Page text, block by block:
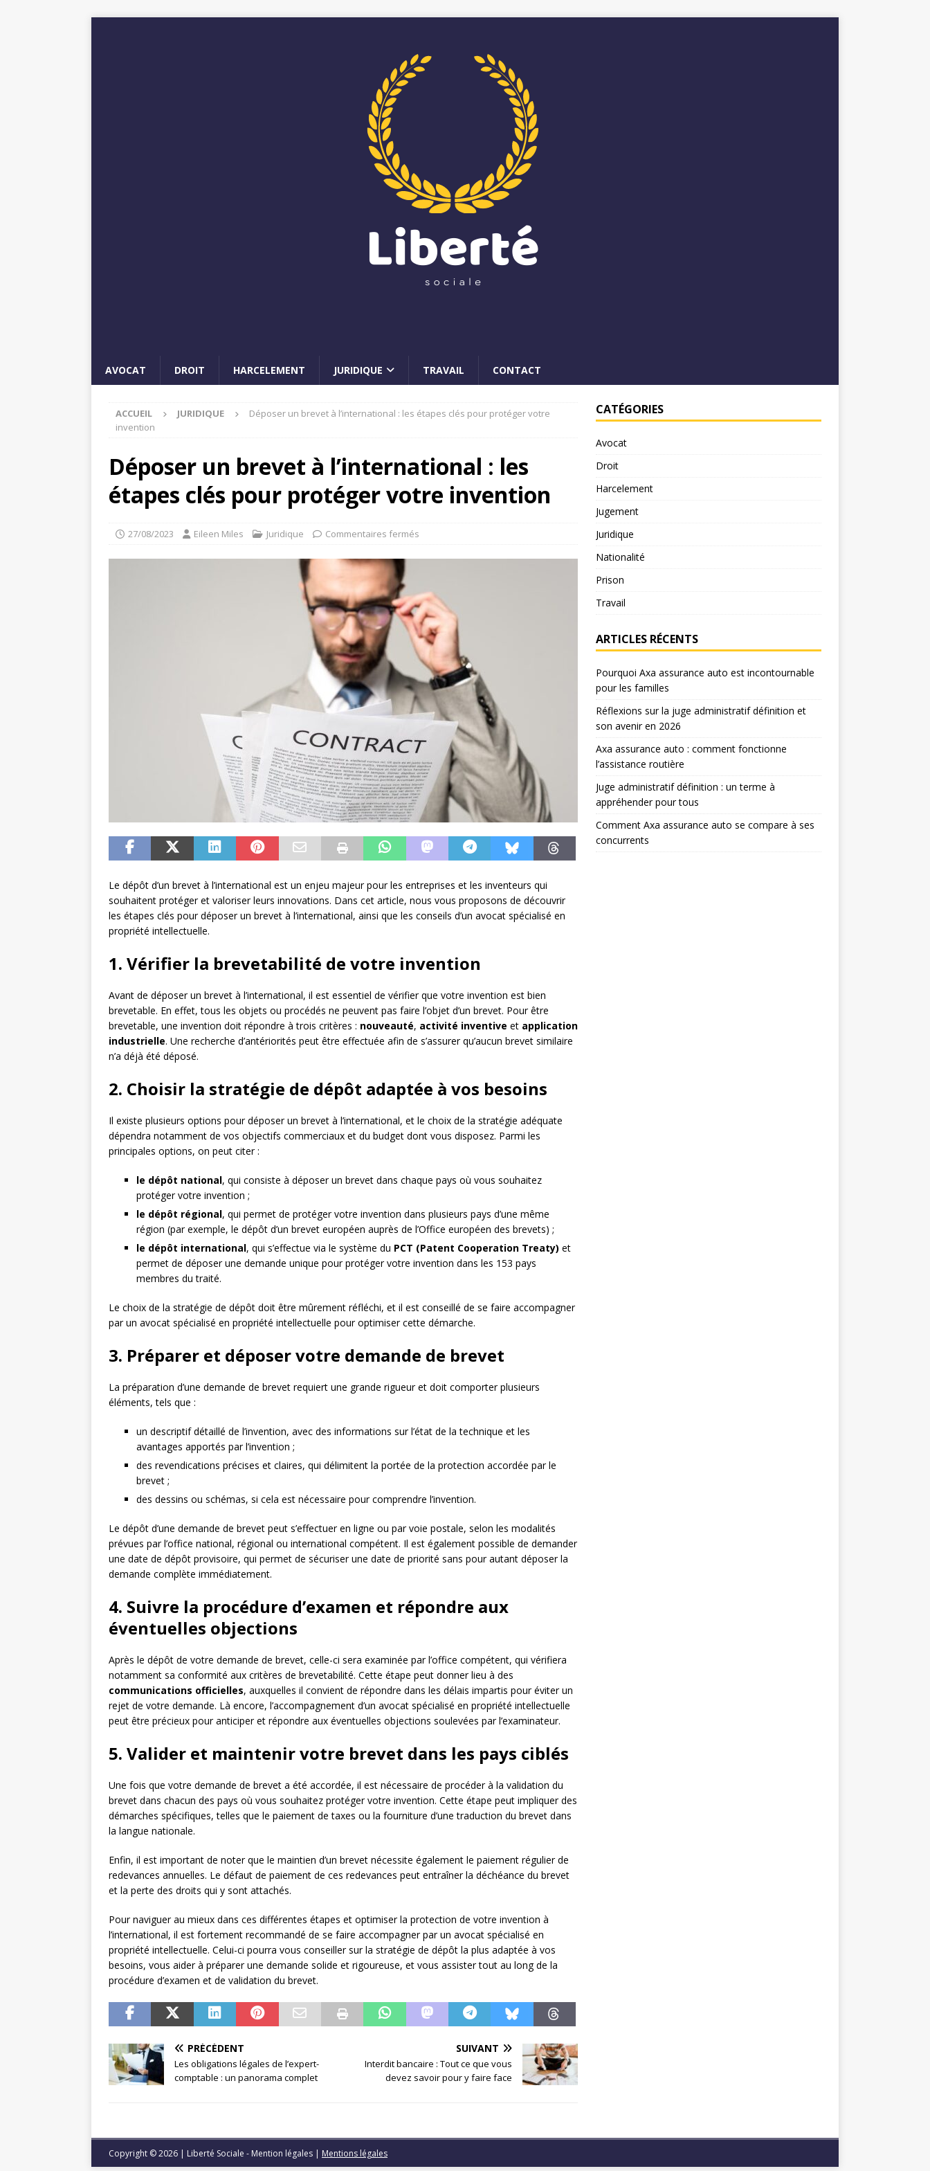
AVOCAT DROIT HARCELEMENT JURIDIQUE TRAVAIL CONTACT
ACCUEIL JURIDIQUE
Déposer un brevet à l’international : les étapes clés pour protéger votre
invention
Déposer un brevet à l’international : les
étapes clés pour protéger votre invention
27/08/2023 Eileen Miles Juridique Commentaires fermés
Le dépôt d’un brevet à l’international est un enjeu majeur pour les entreprises et les inventeurs qui
souhaitent protéger et valoriser leurs innovations. Dans cet article, nous vous proposons de découvrir
les étapes clés pour déposer un brevet à l’international, ainsi que les conseils d’un avocat spécialisé en
propriété intellectuelle.
1. Vérifier la brevetabilité de votre invention
Avant de déposer un brevet à l’international, il est essentiel de vérifier que votre invention est bien
brevetable. En effet, tous les objets ou procédés ne peuvent pas faire l’objet d’un brevet. Pour être
brevetable, une invention doit répondre à trois critères : nouveauté, activité inventive et application
industrielle. Une recherche d’antériorités peut être effectuée afin de s’assurer qu’aucun brevet similaire
n’a déjà été déposé.
2. Choisir la stratégie de dépôt adaptée à vos besoins
Il existe plusieurs options pour déposer un brevet à l’international, et le choix de la stratégie adéquate
dépendra notamment de vos objectifs commerciaux et du budget dont vous disposez. Parmi les
principales options, on peut citer :
le dépôt national, qui consiste à déposer un brevet dans chaque pays où vous souhaitez
protéger votre invention ;
le dépôt régional, qui permet de protéger votre invention dans plusieurs pays d’une même
région (par exemple, le dépôt d’un brevet européen auprès de l’Office européen des brevets) ;
le dépôt international, qui s’effectue via le système du PCT (Patent Cooperation Treaty) et
permet de déposer une demande unique pour protéger votre invention dans les 153 pays
membres du traité.
Le choix de la stratégie de dépôt doit être mûrement réfléchi, et il est conseillé de se faire accompagner
par un avocat spécialisé en propriété intellectuelle pour optimiser cette démarche.
3. Préparer et déposer votre demande de brevet
La préparation d’une demande de brevet requiert une grande rigueur et doit comporter plusieurs
éléments, tels que :
un descriptif détaillé de l’invention, avec des informations sur l’état de la technique et les
avantages apportés par l’invention ;
des revendications précises et claires, qui délimitent la portée de la protection accordée par le
brevet ;
des dessins ou schémas, si cela est nécessaire pour comprendre l’invention.
Le dépôt d’une demande de brevet peut s’effectuer en ligne ou par voie postale, selon les modalités
prévues par l’office national, régional ou international compétent. Il est également possible de demander
une date de dépôt provisoire, qui permet de sécuriser une date de priorité sans pour autant déposer la
demande complète immédiatement.
4. Suivre la procédure d’examen et répondre aux
éventuelles objections
Après le dépôt de votre demande de brevet, celle-ci sera examinée par l’office compétent, qui vérifiera
notamment sa conformité aux critères de brevetabilité. Cette étape peut donner lieu à des
communications officielles, auxquelles il convient de répondre dans les délais impartis pour éviter un
rejet de votre demande. Là encore, l’accompagnement d’un avocat spécialisé en propriété intellectuelle
peut être précieux pour anticiper et répondre aux éventuelles objections soulevées par l’examinateur.
5. Valider et maintenir votre brevet dans les pays ciblés
Une fois que votre demande de brevet a été accordée, il est nécessaire de procéder à la validation du
brevet dans chacun des pays où vous souhaitez protéger votre invention. Cette étape peut impliquer des
démarches spécifiques, telles que le paiement de taxes ou la fourniture d’une traduction du brevet dans
la langue nationale.
Enfin, il est important de noter que le maintien d’un brevet nécessite également le paiement régulier de
redevances annuelles. Le défaut de paiement de ces redevances peut entraîner la déchéance du brevet
et la perte des droits qui y sont attachés.
Pour naviguer au mieux dans ces différentes étapes et optimiser la protection de votre invention à
l’international, il est fortement recommandé de se faire accompagner par un avocat spécialisé en
propriété intellectuelle. Celui-ci pourra vous conseiller sur la stratégie de dépôt la plus adaptée à vos
besoins, vous aider à préparer une demande solide et rigoureuse, et vous assister tout au long de la
procédure d’examen et de validation du brevet.
PRÉCÉDENT
Les obligations légales de l’expert-
comptable : un panorama complet
SUIVANT
Interdit bancaire : Tout ce que vous
devez savoir pour y faire face
CATÉGORIES
Avocat
Droit
Harcelement
Jugement
Juridique
Nationalité
Prison
Travail
ARTICLES RÉCENTS
Pourquoi Axa assurance auto est incontournable
pour les familles
Réflexions sur la juge administratif définition et
son avenir en 2026
Axa assurance auto : comment fonctionne
l’assistance routière
Juge administratif définition : un terme à
appréhender pour tous
Comment Axa assurance auto se compare à ses
concurrents
Copyright © 2026 | Liberté Sociale - Mention légales | Mentions légales